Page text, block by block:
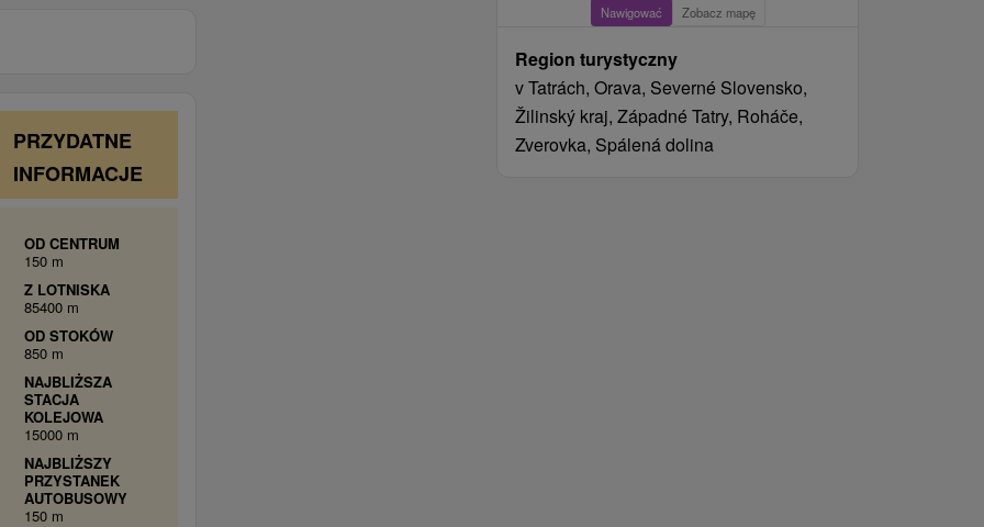
Nawigować Zobacz mapę
Region turystyczny
v Tatrách, Orava, Severné Slovensko,
Žilinský kraj, Západné Tatry, Roháče,
Zverovka, Spálená dolina
PRZYDATNE
INFORMACJE
OD CENTRUM
150 m
Z LOTNISKA
85400 m
OD STOKÓW
850 m
NAJBLIŻSZA
STACJA
KOLEJOWA
15000 m
NAJBLIŻSZY
PRZYSTANEK
AUTOBUSOWY
150 m